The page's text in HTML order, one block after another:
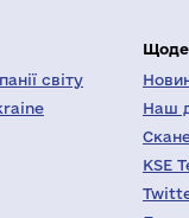
світу
Наш
KSE